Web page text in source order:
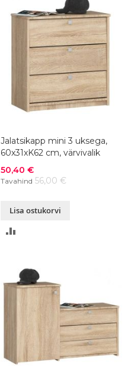
Jalatsikapp mini 3 uksega,
60x31xK62 cm, värvivalik
Soodushind
50,40 €
Tavahind 56,00 €
Lisa ostukorvi